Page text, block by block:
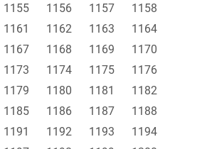
1155 1156 1157
1158
1161 1162 1163
1164
1167 1168 1169
1170
1173 1174 1175
1176
1179 1180 1181
1182
1185 1186 1187
1188
1191 1192 1193
1194